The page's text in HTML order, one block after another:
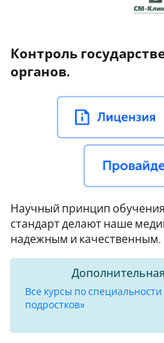
Контроль
органов.
Научный принцип
стандарт делают наше
надежным и качественным.
Все курсы по специальности
подростков»